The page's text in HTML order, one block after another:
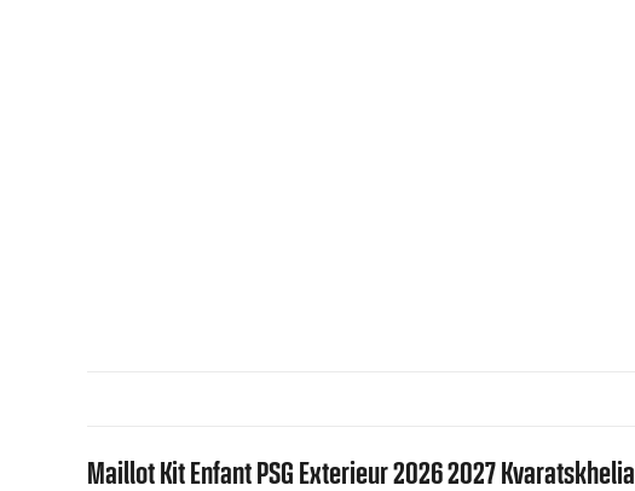
Maillot Kit Enfant PSG Exterieur 2026 2027 Kvaratskhelia